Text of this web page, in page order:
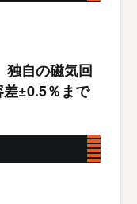
独自の磁気回
±0.5％まで